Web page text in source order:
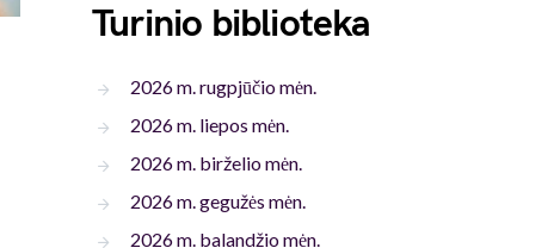
Turinio biblioteka
2026 m. rugpjūčio mėn.
2026 m. liepos mėn.
2026 m. birželio mėn.
2026 m. gegužės mėn.
2026 m. balandžio mėn.